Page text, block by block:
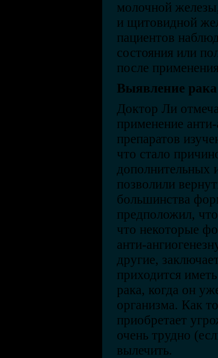
молочной
и щитовидной
пациентов
состояния или
после
Выявление
Доктор Ли
применение
препаратов
что стало
дополнительных
позволили
большинства
предположил,
что некоторые
анти-
другие,
приходится
рака, когда он
организма. Как
приобретает
очень трудно
вылечить.